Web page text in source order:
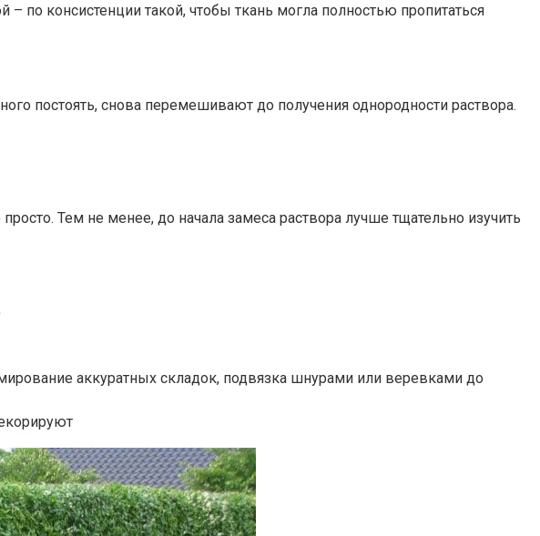
– по консистенции такой, чтобы ткань могла полностью пропитаться
постоять, снова перемешивают до получения однородности раствора.
Тем не менее, до начала замеса раствора лучше тщательно изучить
аккуратных складок, подвязка шнурами или веревками до